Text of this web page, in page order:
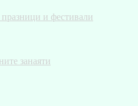
и фестивали
занаяти